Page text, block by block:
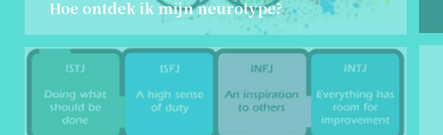
Hoe ontdek ik mijn neurotype?